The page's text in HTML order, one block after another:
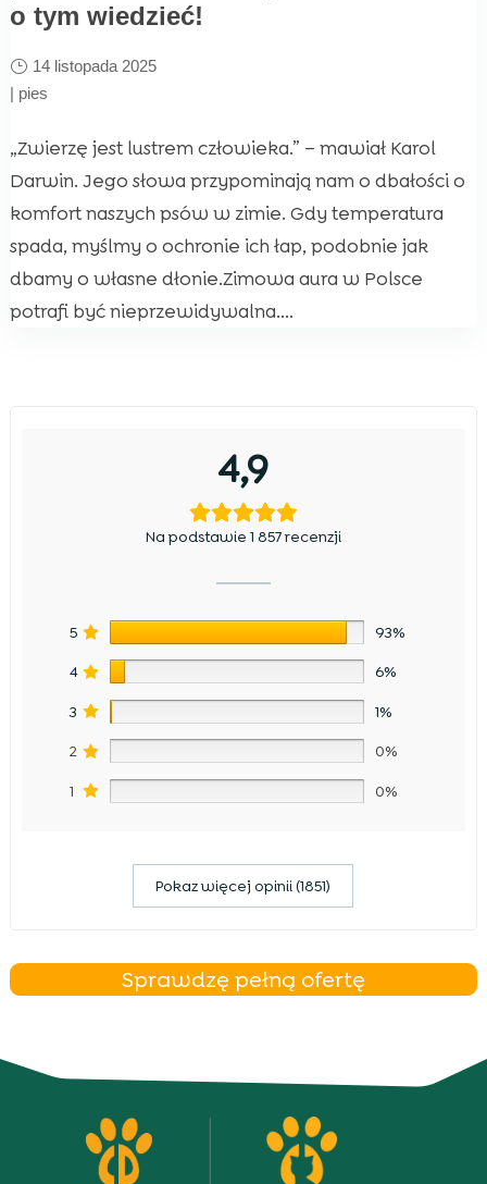
o tym wiedzieć!
14 listopada 2025
| pies
„Zwierzę jest lustrem człowieka.” – mawiał Karol
Darwin. Jego słowa przypominają nam o dbałości o
komfort naszych psów w zimie. Gdy temperatura
spada, myślmy o ochronie ich łap, podobnie jak
dbamy o własne dłonie.Zimowa aura w Polsce
potrafi być nieprzewidywalna....
4,9
Na podstawie 1 857 recenzji
5 93%
4 6%
3 1%
2 0%
1 0%
Pokaz więcej opinii (1851)
Sprawdzę pełną ofertę